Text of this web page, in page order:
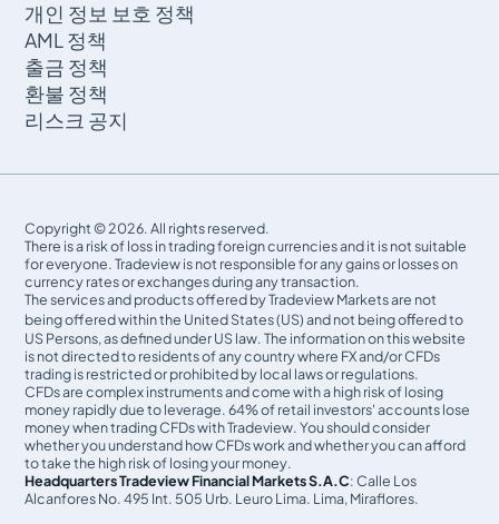
개인 정보 보호 정책
AML 정책
출금 정책
환불 정책
리스크 공지
Copyright © 2026. All rights reserved.
There is a risk of loss in trading foreign currencies and it is not suitable
for everyone. Tradeview is not responsible for any gains or losses on
currency rates or exchanges during any transaction.
The services and products offered by Tradeview Markets are not
being offered within the United States (US) and not being oﬀered to
US Persons, as defined under US law. The information on this website
is not directed to residents of any country where FX and/or CFDs
trading is restricted or prohibited by local laws or regulations.
CFDs are complex instruments and come with a high risk of losing
money rapidly due to leverage. 64% of retail investors' accounts lose
money when trading CFDs with Tradeview. You should consider
whether you understand how CFDs work and whether you can afford
to take the high risk of losing your money.
Headquarters Tradeview Financial Markets S.A.C: Calle Los
Alcanfores No. 495 Int. 505 Urb. Leuro Lima. Lima, Miraflores.